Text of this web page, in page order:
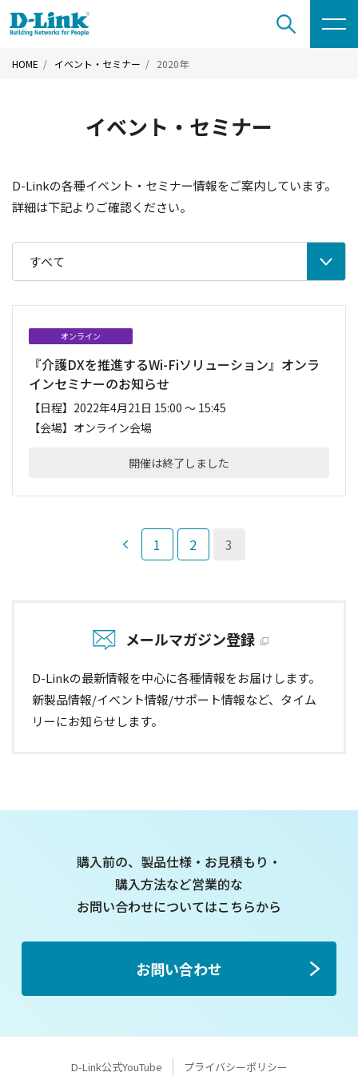
HOME イベント・セミナー 2020年
イベント・セミナー
D-Linkの各種イベント・セミナー情報をご案内しています。
詳細は下記よりご確認ください。
すべて
オンライン
『介護DXを推進するWi-Fiソリューション』オンラ
インセミナーのお知らせ
【日程】 2022年4月21日 15:00 ～ 15:45
【会場】 オンライン会場
開催は終了しました
1 2 3
メールマガジン登録
D-Linkの最新情報を中心に各種情報をお届けします。
新製品情報/イベント情報/サポート情報など、タイム
リーにお知らせします。
購入前の、製品仕様・お見積もり・
購入方法など営業的な
お問い合わせについてはこちらから
お問い合わせ
D-Link公式YouTube プライバシーポリシー